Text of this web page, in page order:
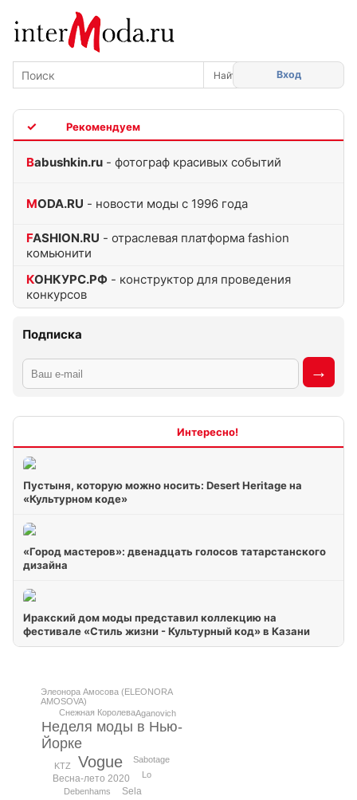
Вход
Babushkin.ru - фотограф красивых событий
MODA.RU - новости моды с 1996 года
FASHION.RU - отраслевая платформа fashion
комьюнити
КОНКУРС.РФ - конструктор для проведения
конкурсов
Подписка
Пустыня, которую можно носить: Desert Heritage на
«Культурном коде»
«Город мастеров»: двенадцать голосов татарстанского
дизайна
Иракский дом моды представил коллекцию на
фестивале «Стиль жизни - Культурный код» в Казани
Vogue
Неделя моды в Нью-
Йорке
Весна-лето 2020
Sela
Снежная Королева
Элеонора Амосова (ELEONORA
AMOSOVA)
Sabotage
Debenhams
KTZ
Lo
Aganovich